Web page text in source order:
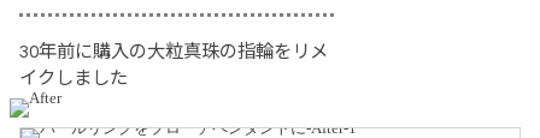
30年前に購入の大粒真珠の指輪をリメ
イクしました